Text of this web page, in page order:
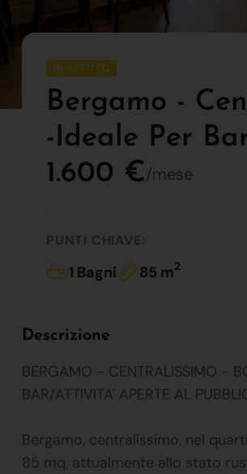
IN AFFITTO
Bergamo -
-ideale Per
1.600 €/mese
PUNTI CHIAVE:
1 Bagni 85 m2
Descrizione
BERGAMO - CENTRALISSIMO -
BAR/ATTIVITA' APERTE AL
Bergamo, centralissimo, nel
85 mq, attualmente allo stato